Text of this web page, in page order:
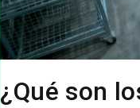
¿Qué son